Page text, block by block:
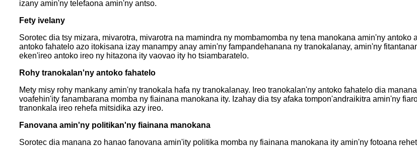
izany amin'ny telefaona amin'ny antso.
Fety ivelany
Sorotec dia tsy mizara, mivarotra, mivarotra na mamindra ny mombamomba ny tena manokana amin'ny
antoko fahatelo azo itokisana izay manampy anay amin'ny fampandehanana ny tranokalanay, amin'ny
eken'ireo antoko ireo ny hitazona ity vaovao ity ho tsiambaratelo.
Rohy tranokalan'ny antoko fahatelo
Mety misy rohy mankany amin'ny tranokala hafa ny tranokalanay. Ireo tranokalan'ny antoko fahatelo dia
voafehin'ity fanambarana momba ny fiainana manokana ity. Izahay dia tsy afaka tompon'andraikitra amin'ny
tranonkala ireo rehefa mitsidika azy ireo.
Fanovana amin'ny politikan'ny fiainana manokana
Sorotec dia manana zo hanao fanovana amin'ity politika momba ny fiainana manokana ity amin'ny fotoana